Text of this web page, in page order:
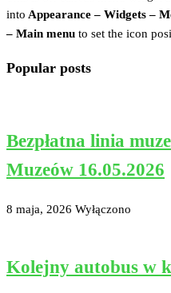
into Appearance – Widgets –
– Main menu to set the icon
Popular posts
Bezpłatna linia
Muzeów 16.05.2026
8 maja, 2026 Wyłączono
Kolejny autobus w